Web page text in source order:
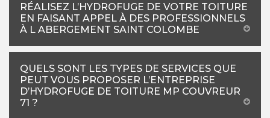
RÉALISEZ L’HYDROFUGE DE VOTRE TOITURE
EN FAISANT APPEL À DES PROFESSIONNELS
À L ABERGEMENT SAINT COLOMBE
QUELS SONT LES TYPES DE SERVICES QUE
PEUT VOUS PROPOSER L’ENTREPRISE
D’HYDROFUGE DE TOITURE MP COUVREUR
71 ?